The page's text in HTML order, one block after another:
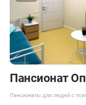
Пансионат
Пансионаты для людей с